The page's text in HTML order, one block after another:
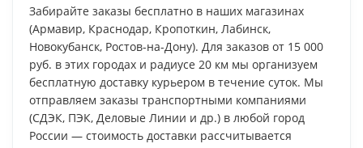
Забирайте заказы бесплатно в наших магазинах
(Армавир, Краснодар, Кропоткин, Лабинск,
Новокубанск, Ростов-на-Дону). Для заказов от 15 000
руб. в этих городах и радиусе 20 км мы организуем
бесплатную доставку курьером в течение суток. Мы
отправляем заказы транспортными компаниями
(СДЭК, ПЭК, Деловые Линии и др.) в любой город
России — стоимость доставки рассчитывается